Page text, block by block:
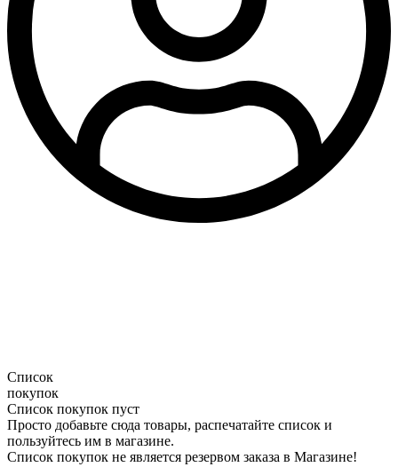
Список
покупок
Список покупок пуст
Просто добавьте сюда товары, распечатайте список и
пользуйтесь им в магазине.
Список покупок не является резервом заказа в Магазине!